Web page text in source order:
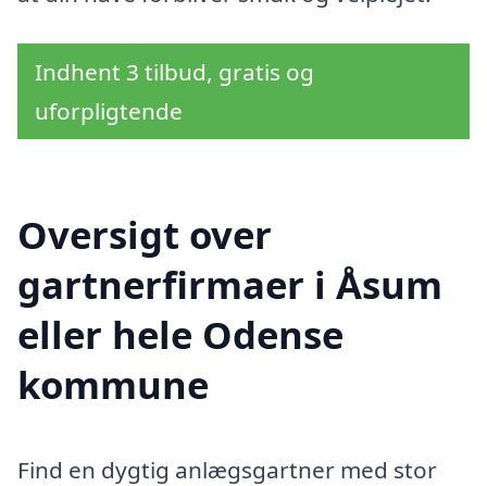
Indhent 3 tilbud, gratis og
uforpligtende
Oversigt over
gartnerfirmaer i Åsum
eller hele Odense
kommune
Find en dygtig anlægsgartner med stor